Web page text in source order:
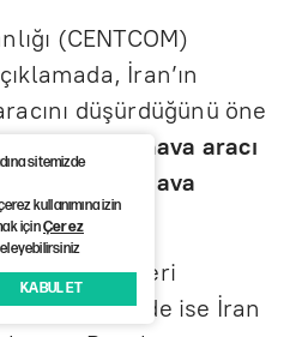
(CENTCOM)
İran’ın
düşürdüğünü öne
"Hiçbir ABD hava aracı
ait tüm hava
denildi.
ve askeri
haberlerde ise İran
sitemizde
kullanımına izin
içinÇerez
KABUL ET